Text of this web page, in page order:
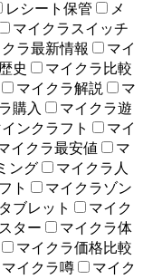
レシート保管
メ
マイクラスイッチ
ラ最新情報
マイ
史
マイクラ比較
マイクラ解説
マ
購入
マイクラ遊
ンクラフト
マイ
イクラ最安値
マ
ング
マイクラ人
ト
マイクラゾン
ブレット
マイク
ター
マイクラ体
マイクラ価格比較
マイクラ噂
マイク